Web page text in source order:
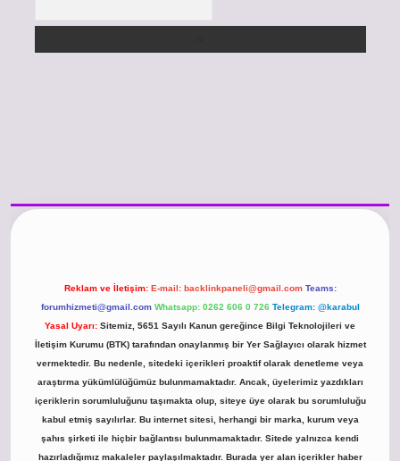
Reklam ve İletişim: E-mail: backlinkpaneli@gmail.com Teams:
forumhizmeti@gmail.com Whatsapp: 0262 606 0 726 Telegram: @karabul
Yasal Uyarı: Sitemiz, 5651 Sayılı Kanun gereğince Bilgi Teknolojileri ve
İletişim Kurumu (BTK) tarafından onaylanmış bir Yer Sağlayıcı olarak hizmet
vermektedir. Bu nedenle, sitedeki içerikleri proaktif olarak denetleme veya
araştırma yükümlülüğümüz bulunmamaktadır. Ancak, üyelerimiz yazdıkları
içeriklerin sorumluluğunu taşımakta olup, siteye üye olarak bu sorumluluğu
kabul etmiş sayılırlar. Bu internet sitesi, herhangi bir marka, kurum veya
şahıs şirketi ile hiçbir bağlantısı bulunmamaktadır. Sitede yalnızca kendi
hazırladığımız makaleler paylaşılmaktadır. Burada yer alan içerikler haber